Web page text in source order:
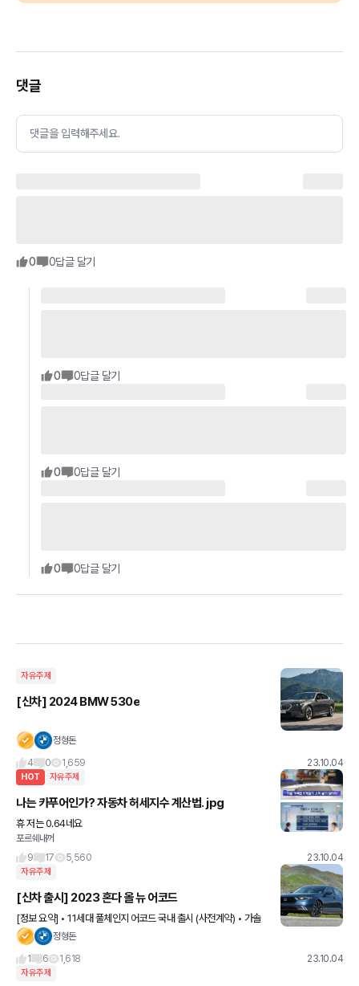
댓글
댓글을 입력해주세요.
0 0답글 달기
0 0답글 달기
0 0답글 달기
0 0답글 달기
자유주제
[신차] 2024 BMW 530e
정형돈
4
0 1,659 23.10.04
HOT 자유주제
나는 카푸어인가? 자동차 허세지수 계산법. jpg
휴 저는 0.64네요
포르쉐내꺼
9
17 5,560 23.10.04
자유주제
[신차 출시] 2023 혼다 올 뉴 어코드
[정보 요약] • 11세대 풀체인지 어코드 국내 출시 (사전계약) • 가솔
린, 하이브리드 투어링 2개 트림 출시 • 주행 보조 시스템 혼다 센싱
정형돈
1
6 1,618 23.10.04
자유주제